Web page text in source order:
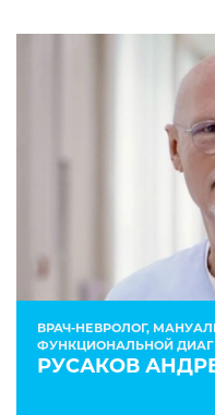
ВРАЧ-НЕВРОЛОГ,
ФУНКЦИОНАЛЬНОЙ
РУСАКОВ